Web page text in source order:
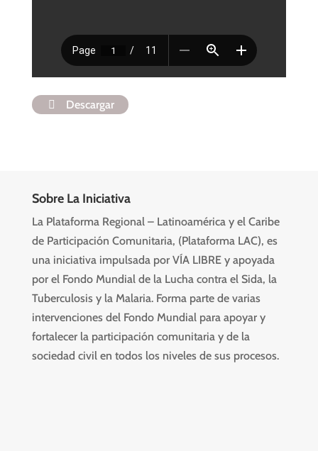
Descargar
Sobre La Iniciativa
La Plataforma Regional – Latinoamérica y el Caribe
de Participación Comunitaria, (Plataforma LAC), es
una iniciativa impulsada por VÍA LIBRE y apoyada
por el Fondo Mundial de la Lucha contra el Sida, la
Tuberculosis y la Malaria. Forma parte de varias
intervenciones del Fondo Mundial para apoyar y
fortalecer la participación comunitaria y de la
sociedad civil en todos los niveles de sus procesos.